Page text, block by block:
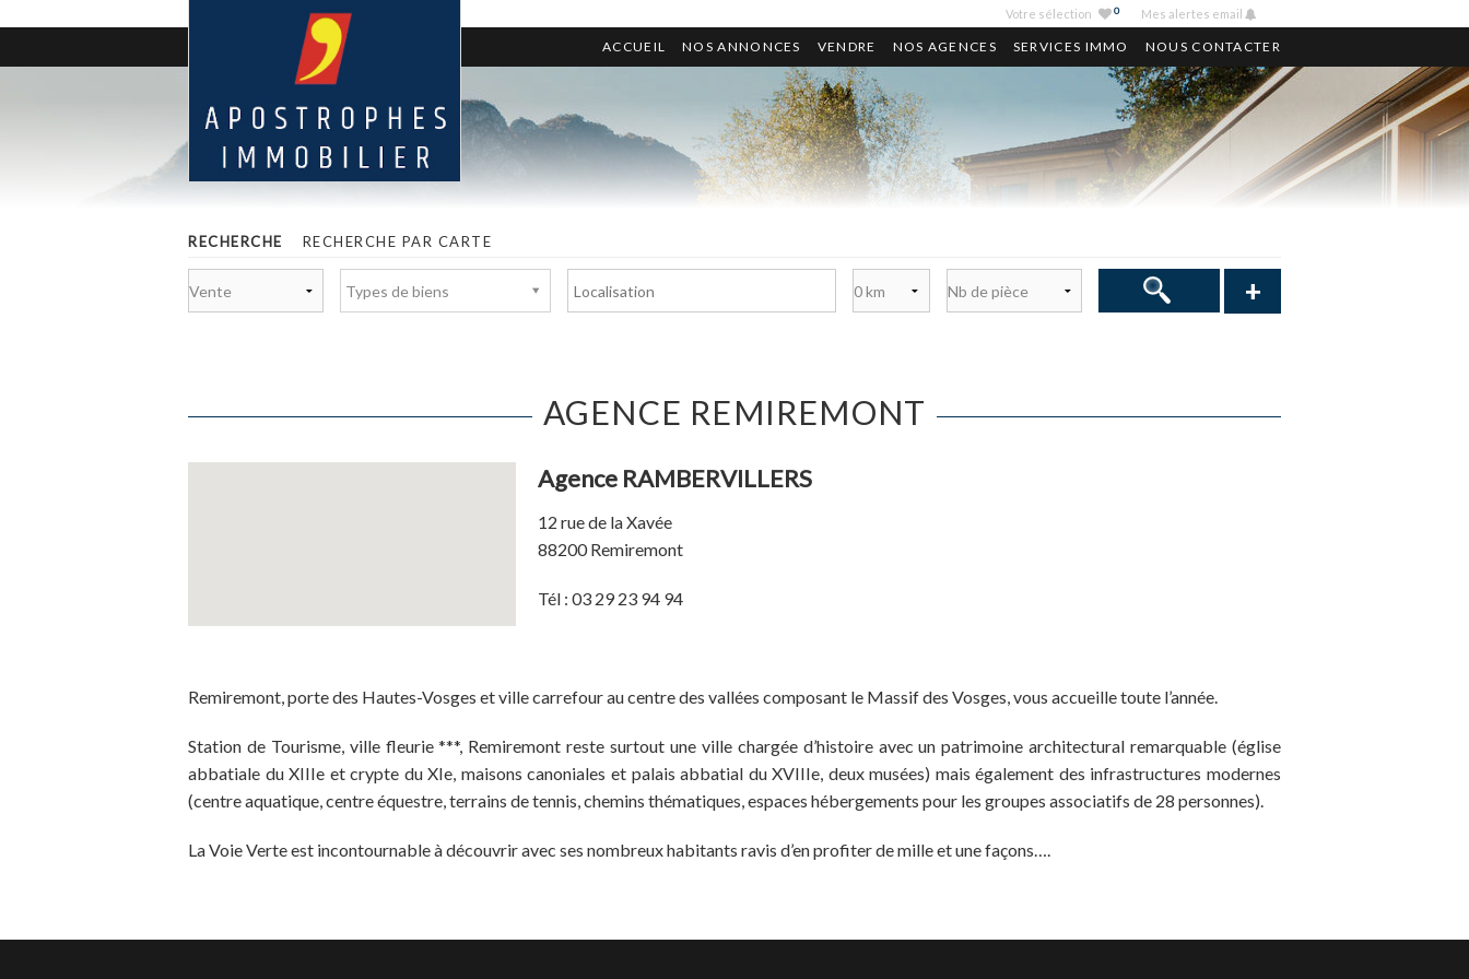
Votre sélection 0 Mes alertes email
ACCUEIL NOS ANNONCES VENDRE NOS AGENCES SERVICES IMMO NOUS CONTACTER
RECHERCHE RECHERCHE PAR CARTE
Types de biens +
AGENCE REMIREMONT
Agence RAMBERVILLERS
12 rue de la Xavée
88200 Remiremont
Tél : 03 29 23 94 94
Remiremont, porte des Hautes-Vosges et ville carrefour au centre des vallées composant le Massif des Vosges, vous accueille toute l’année.
Station de Tourisme, ville fleurie ***, Remiremont reste surtout une ville chargée d’histoire avec un patrimoine architectural remarquable (église
abbatiale du XIIIe et crypte du XIe, maisons canoniales et palais abbatial du XVIIIe, deux musées) mais également des infrastructures modernes
(centre aquatique, centre équestre, terrains de tennis, chemins thématiques, espaces hébergements pour les groupes associatifs de 28 personnes).
La Voie Verte est incontournable à découvrir avec ses nombreux habitants ravis d’en profiter de mille et une façons….